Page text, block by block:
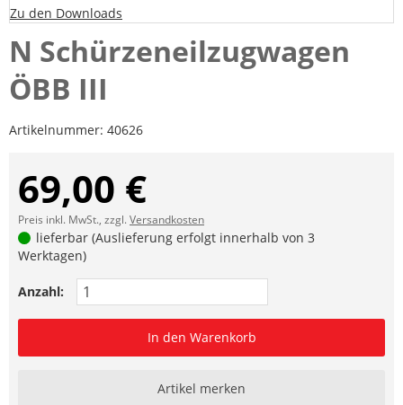
Zu den Downloads
N Schürzeneilzugwagen
ÖBB III
Artikelnummer: 40626
69,00 €
Preis inkl. MwSt., zzgl.Versandkosten
lieferbar (Auslieferung erfolgt innerhalb von 3
Werktagen)
Anzahl:
In den Warenkorb
Artikel merken